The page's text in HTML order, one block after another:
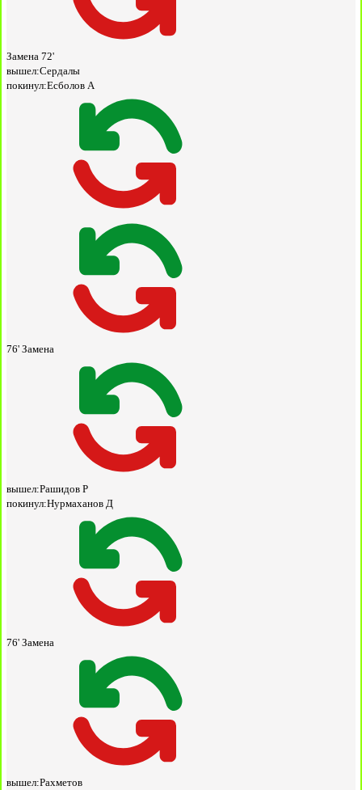
Замена 72'
вышел:Сердалы
покинул:Есболов А
76' Замена
вышел:Рашидов Р
покинул:Нурмаханов Д
76' Замена
вышел:Рахметов